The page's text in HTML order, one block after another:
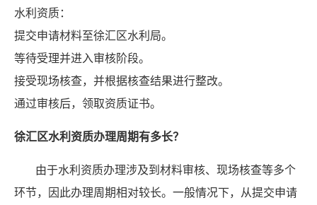
水利资质：
提交申请材料至徐汇区水利局。
等待受理并进入审核阶段。
接受现场核查，并根据核查结果进行整改。
通过审核后，领取资质证书。
徐汇区水利资质办理周期有多长？
由于水利资质办理涉及到材料审核、现场核查等多个
环节，因此办理周期相对较长。一般情况下，从提交申请